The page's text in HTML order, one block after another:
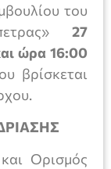
του
27
ώρα 16:00
βρίσκεται
Ορισμός